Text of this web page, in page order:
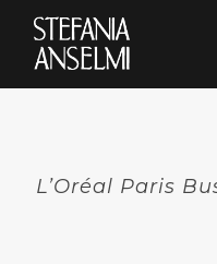
L’Oréal Paris